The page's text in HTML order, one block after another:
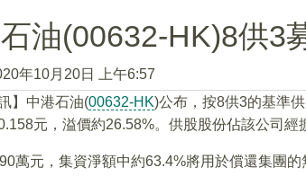
油(00632-HK)8供3
年10月20日 上午6:57
】中港石油(00632-HK)公布，按8供3的基準
元，溢價約26.58%。供股股份佔該公司經
萬元，集資淨額中約63.4%將用於償還集團